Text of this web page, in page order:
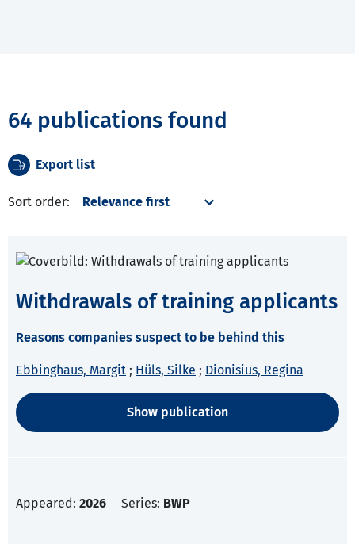
64 publications found
Export list
Sort order:
Withdrawals of training applicants
Reasons companies suspect to be behind this
Ebbinghaus, Margit ; Hüls, Silke ; Dionisius, Regina
Show publication
Appeared: 2026 Series: BWP